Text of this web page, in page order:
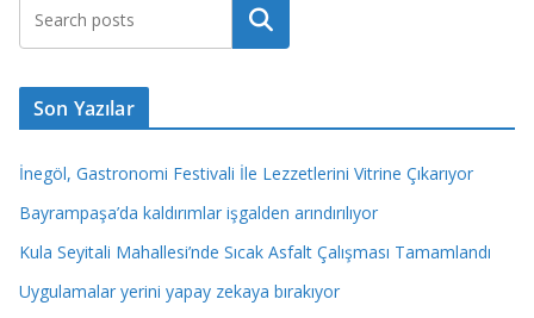
Ara
Son Yazılar
İnegöl, Gastronomi Festivali İle Lezzetlerini Vitrine Çıkarıyor
Bayrampaşa’da kaldırımlar işgalden arındırılıyor
Kula Seyitali Mahallesi’nde Sıcak Asfalt Çalışması Tamamlandı
Uygulamalar yerini yapay zekaya bırakıyor